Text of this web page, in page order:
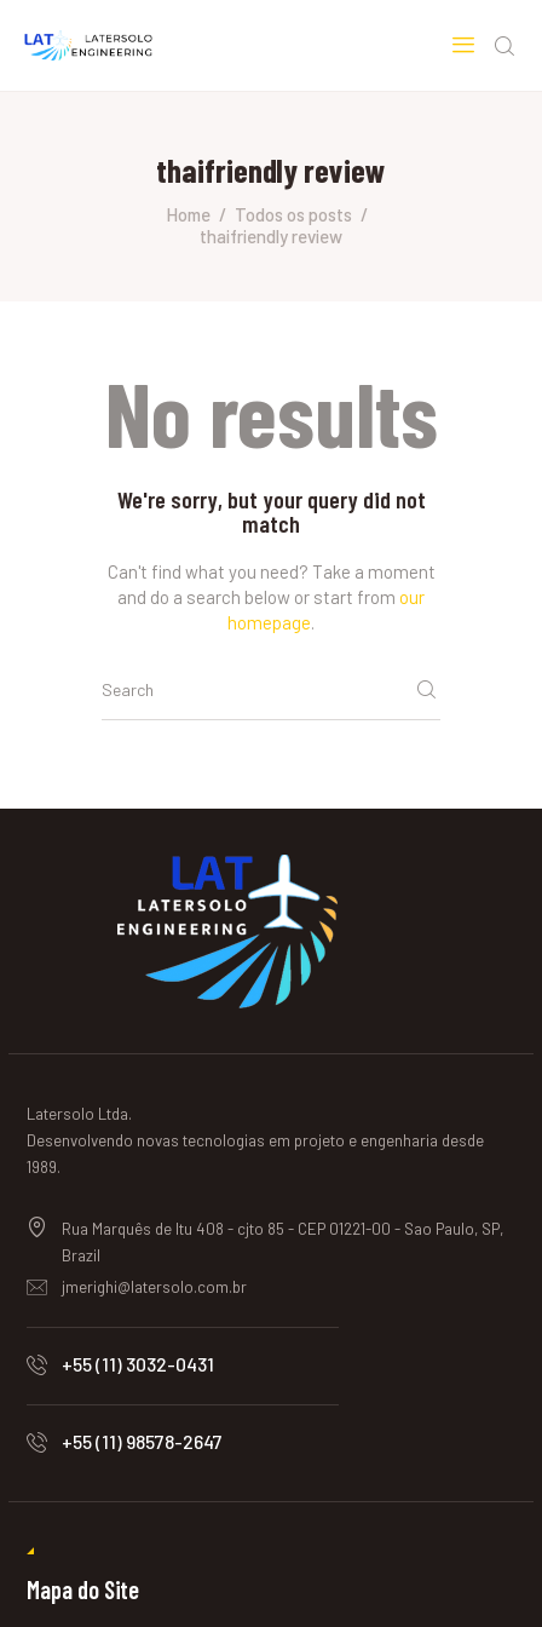
thaifriendly review
Home
Todos os posts
thaifriendly review
SOBRE A LATERSOLO
ENGINEERING
No results
We're sorry, but your query did not
match
Can't find what you need? Take a moment
and do a search below or start from our
homepage.
Latersolo Ltda.
Desenvolvendo novas tecnologias em projeto e engenharia desde
1989.
Rua Marquês de Itu 408 - cjto 85 - CEP 01221-00 - Sao Paulo, SP,
Brazil
jmerighi@latersolo.com.br
+55 (11) 3032-0431
+55 (11) 98578-2647
Mapa do Site